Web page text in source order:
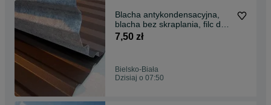
Blacha antykondensacyjna,
blacha bez skraplania, filc do
blachy
7,50 zł
Bielsko-Biała
Dzisiaj o 07:50